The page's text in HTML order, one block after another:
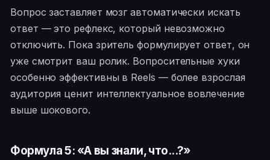
Вопрос заставляет мозг автоматически искать
ответ — это рефлекс, который невозможно
отключить. Пока зритель формулирует ответ, он
уже смотрит ваш ролик. Вопросительные хуки
особенно эффективны в Reels — более взрослая
аудитория ценит интеллектуальное вовлечение
выше шокового.
Формула 5: «А вы знали, что...?»